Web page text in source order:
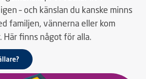
– och känslan du kanske minns
familjen, vännerna eller kom
Här finns något för alla.